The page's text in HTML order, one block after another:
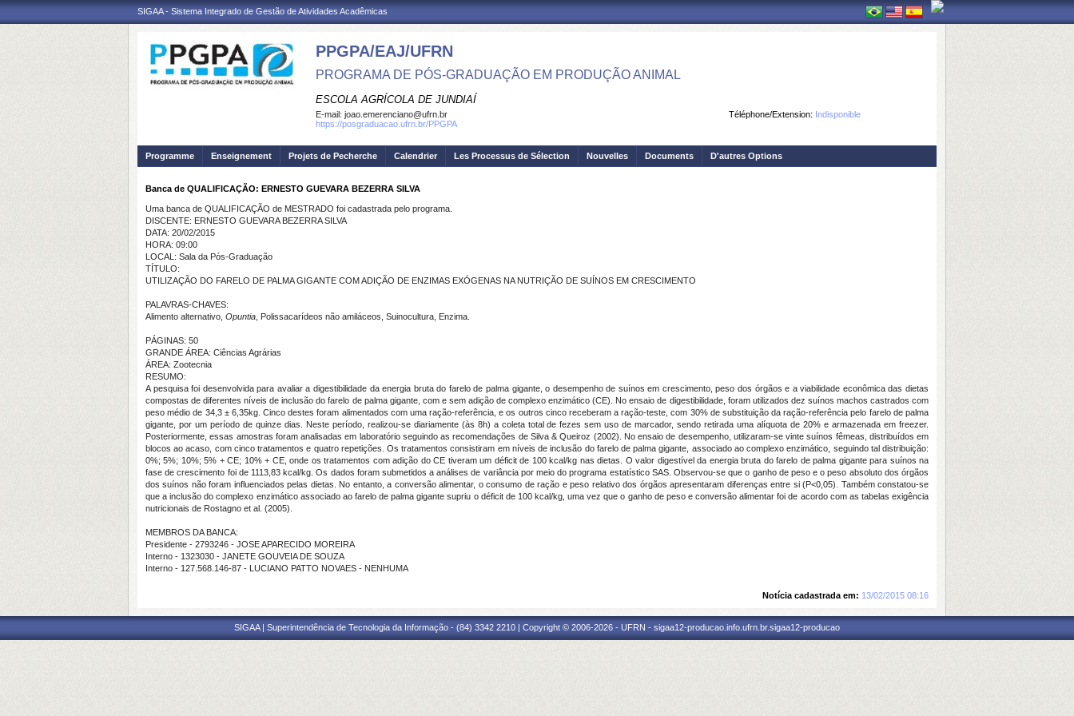
SIGAA - Sistema Integrado de Gestão de Atividades Acadêmicas
PPGPA/EAJ/UFRN
PROGRAMA DE PÓS-GRADUAÇÃO EM PRODUÇÃO ANIMAL
ESCOLA AGRÍCOLA DE JUNDIAÍ
Téléphone/Extension: Indisponible
E-mail: joao.emerenciano@ufrn.br
https://posgraduacao.ufrn.br/PPGPA
Programme Enseignement Projets de Pecherche Calendrier Les Processus de Sélection Nouvelles Documents D'autres Options
Banca de QUALIFICAÇÃO: ERNESTO GUEVARA BEZERRA SILVA
Uma banca de QUALIFICAÇÃO de MESTRADO foi cadastrada pelo programa.
DISCENTE: ERNESTO GUEVARA BEZERRA SILVA
DATA: 20/02/2015
HORA: 09:00
LOCAL: Sala da Pós-Graduação
TÍTULO:
UTILIZAÇÃO DO FARELO DE PALMA GIGANTE COM ADIÇÃO DE ENZIMAS EXÓGENAS NA NUTRIÇÃO DE SUÍNOS EM CRESCIMENTO
PALAVRAS-CHAVES:
Alimento alternativo, Opuntia , Polissacarídeos não amiláceos, Suinocultura, Enzima.
PÁGINAS: 50
GRANDE ÁREA: Ciências Agrárias
ÁREA: Zootecnia
RESUMO:
A pesquisa foi desenvolvida para avaliar a digestibilidade da energia bruta do farelo de palma gigante, o desempenho de suínos em crescimento, peso dos órgãos e a viabilidade econômica das dietas
compostas de diferentes níveis de inclusão do farelo de palma gigante, com e sem adição de complexo enzimático (CE). No ensaio de digestibilidade, foram utilizados dez suínos machos castrados com
peso médio de 34,3 ± 6,35kg. Cinco destes foram alimentados com uma ração-referência, e os outros cinco receberam a ração-teste, com 30% de substituição da ração-referência pelo farelo de palma
gigante, por um período de quinze dias. Neste período, realizou-se diariamente (às 8h) a coleta total de fezes sem uso de marcador, sendo retirada uma alíquota de 20% e armazenada em freezer.
Posteriormente, essas amostras foram analisadas em laboratório seguindo as recomendações de Silva & Queiroz (2002). No ensaio de desempenho, utilizaram-se vinte suínos fêmeas, distribuídos em
blocos ao acaso, com cinco tratamentos e quatro repetições. Os tratamentos consistiram em níveis de inclusão do farelo de palma gigante, associado ao complexo enzimático, seguindo tal distribuição:
0%; 5%; 10%; 5% + CE; 10% + CE, onde os tratamentos com adição do CE tiveram um déficit de 100 kcal/kg nas dietas. O valor digestível da energia bruta do farelo de palma gigante para suínos na
fase de crescimento foi de 1113,83 kcal/kg. Os dados foram submetidos a análises de variância por meio do programa estatístico SAS. Observou-se que o ganho de peso e o peso absoluto dos órgãos
dos suínos não foram influenciados pelas dietas. No entanto, a conversão alimentar, o consumo de ração e peso relativo dos órgãos apresentaram diferenças entre si (P<0,05). Também constatou-se
que a inclusão do complexo enzimático associado ao farelo de palma gigante supriu o déficit de 100 kcal/kg, uma vez que o ganho de peso e conversão alimentar foi de acordo com as tabelas exigência
nutricionais de Rostagno et al. (2005).
MEMBROS DA BANCA:
Presidente - 2793246 - JOSE APARECIDO MOREIRA
Interno - 1323030 - JANETE GOUVEIA DE SOUZA
Interno - 127.568.146-87 - LUCIANO PATTO NOVAES - NENHUMA
Notícia cadastrada em: 13/02/2015 08:16
SIGAA | Superintendência de Tecnologia da Informação - (84) 3342 2210 | Copyright © 2006-2026 - UFRN - sigaa12-producao.info.ufrn.br.sigaa12-producao